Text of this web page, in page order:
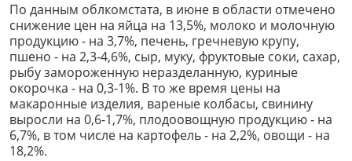
По данным облкомстата, в июне в области отмечено
снижение цен на яйца на 13,5%, молоко и молочную
продукцию - на 3,7%, печень, гречневую крупу,
пшено - на 2,3-4,6%, сыр, муку, фруктовые соки, сахар,
рыбу замороженную неразделанную, куриные
окорочка - на 0,3-1%. В то же время цены на
макаронные изделия, вареные колбасы, свинину
выросли на 0,6-1,7%, плодоовощную продукцию - на
6,7%, в том числе на картофель - на 2,2%, овощи - на
18,2%.